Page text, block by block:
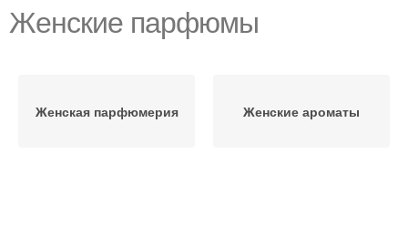
Женские парфюмы
Женская парфюмерия Женские ароматы